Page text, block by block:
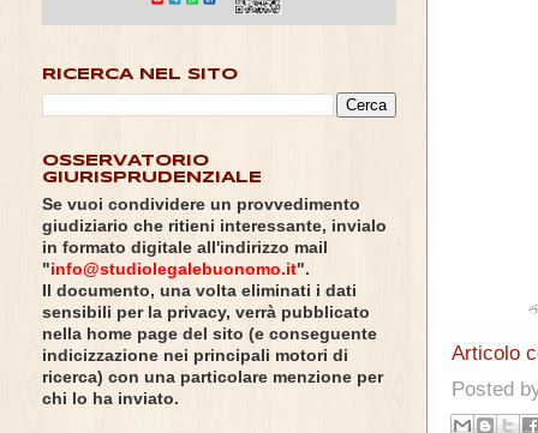
Articolo
Posted
RICERCA NEL SITO
OSSERVATORIO
GIURISPRUDENZIALE
Se vuoi condividere un provvedimento
giudiziario che ritieni interessante, invialo
in formato digitale all'indirizzo mail
"info@studiolegalebuonomo.it".
Il documento, una volta eliminati i dati
sensibili per la privacy, verrà pubblicato
nella home page del sito (e conseguente
indicizzazione nei principali motori di
ricerca) con una particolare menzione per
chi lo ha inviato.